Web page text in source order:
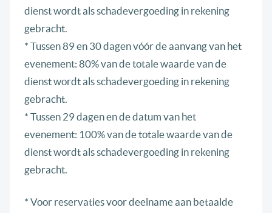
dienst wordt als schadevergoeding in rekening
gebracht.
* Tussen 89 en 30 dagen vóór de aanvang van het
evenement: 80% van de totale waarde van de
dienst wordt als schadevergoeding in rekening
gebracht.
* Tussen 29 dagen en de datum van het
evenement: 100% van de totale waarde van de
dienst wordt als schadevergoeding in rekening
gebracht.
* Voor reservaties voor deelname aan betaalde